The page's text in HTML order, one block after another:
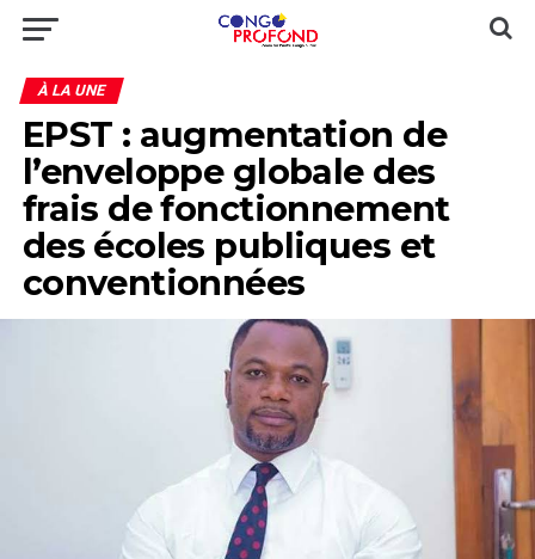
À LA UNE
EPST : augmentation de
l’enveloppe globale des
frais de fonctionnement
des écoles publiques et
conventionnées